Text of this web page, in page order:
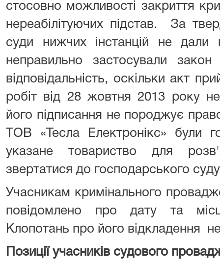
стосовно можливості закриття
нереабілітуючих підстав. За
суди нижчих інстанцій не дали
неправильно застосували
відповідальність, оскільки акт
робіт від 28 жовтня 2013 року
його підписання не породжує
ТОВ «Тесла Електронікс» були
указане товариство для
звертатися до господарського
Учасникам кримінального
повідомлено про дату та
Клопотань про його відкладення
Позиції учасників судового